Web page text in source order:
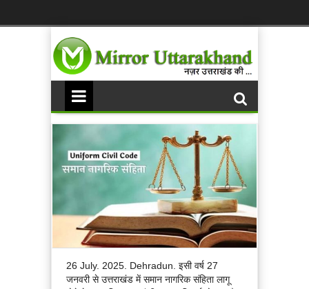
26 July. 2025. Dehradun. इसी वर्ष 27
जनवरी से उत्तराखंड में समान नागरिक संहिता लागू